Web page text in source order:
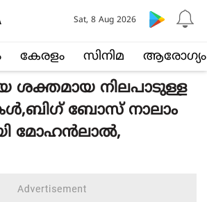
കേരളം സിനിമ ആരോഗ്യം
Sat, 8 Aug 2026
ശക്തമായ നിലപാടുള്ള
ബോസ് നാലാം
മോഹന്‍ലാല്‍,